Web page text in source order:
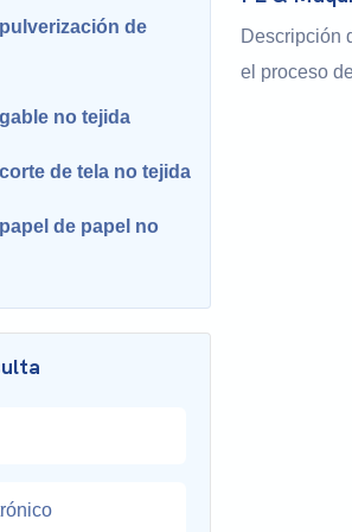
de
no tejida
de tela no tejida
de papel no
No Tejida
Descripción
el proceso